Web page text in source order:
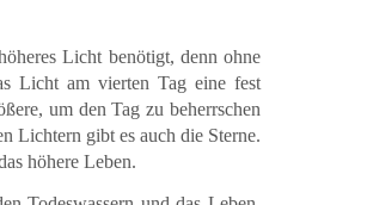
Licht benötigt, denn ohne
Licht am vierten Tag eine fest
um den Tag zu beherrschen
Lichtern gibt es auch die Sterne.
höhere Leben.